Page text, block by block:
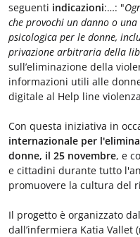
seguenti indicazioni:…: "
che provochi un danno o
psicologica per le donne,
privazione arbitraria della
sull’eliminazione della
informazioni utili alle
digitale al Help line
Con questa iniziativa in
internazionale per
donne, il 25 novembre, e
e cittadini durante tutto
promuovere la cultura del
Il progetto è organizzato
dall’infermiera Katia